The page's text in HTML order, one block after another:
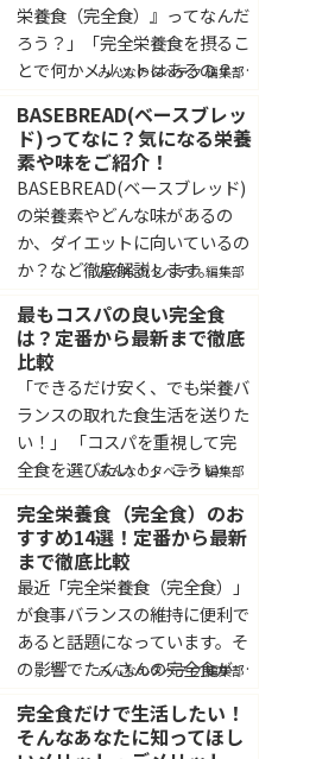
栄養食（完全食）』ってなんだ
ろう？」「完全栄養食を摂るこ
とで何かメリットはあるの？」
らっしゃると思います。完全食
とは健康を維持するために必要
な栄養素をすべて含んだ食品の
こと...
みんなのタベテク 編集部
BASEBREAD(ベースブレッ
ド)ってなに？気になる栄養
素や味をご紹介！
BASEBREAD(ベースブレッド)
の栄養素やどんな味があるの
か、ダイエットに向いているの
か？など徹底解説します。
みんなのタベテク 編集部
最もコスパの良い完全食
は？定番から最新まで徹底
比較
「できるだけ安く、でも栄養バ
ランスの取れた食生活を送りた
い！」 「コスパを重視して完
全食を選びたい！」 こういっ
しゃるのではないでしょうか。
毎日する食事だからこそ、栄養
バランスを気遣いながらも...
みんなのタベテク 編集部
完全栄養食（完全食）のお
すすめ14選！定番から最新
まで徹底比較
最近「完全栄養食（完全食）」
が食事バランスの維持に便利で
あると話題になっています。そ
の影響でたくさんの完全食が販
きました。その一方でたくさん
の商品の中でどれを選べばよい
みんなのタベテク 編集部
完全食だけで生活したい！
そんなあなたに知ってほし